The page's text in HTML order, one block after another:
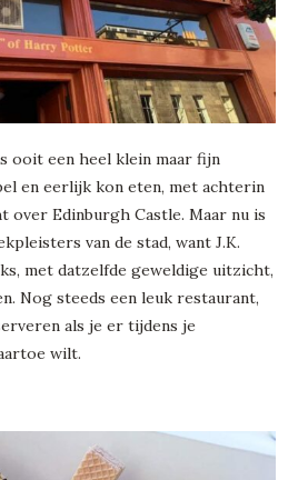
ooit een heel klein maar fijn
en eerlijk kon eten, met achterin
over Edinburgh Castle. Maar nu is
van de stad, want J.K.
met datzelfde geweldige uitzicht,
Nog steeds een leuk restaurant,
als je er tijdens je
wilt.